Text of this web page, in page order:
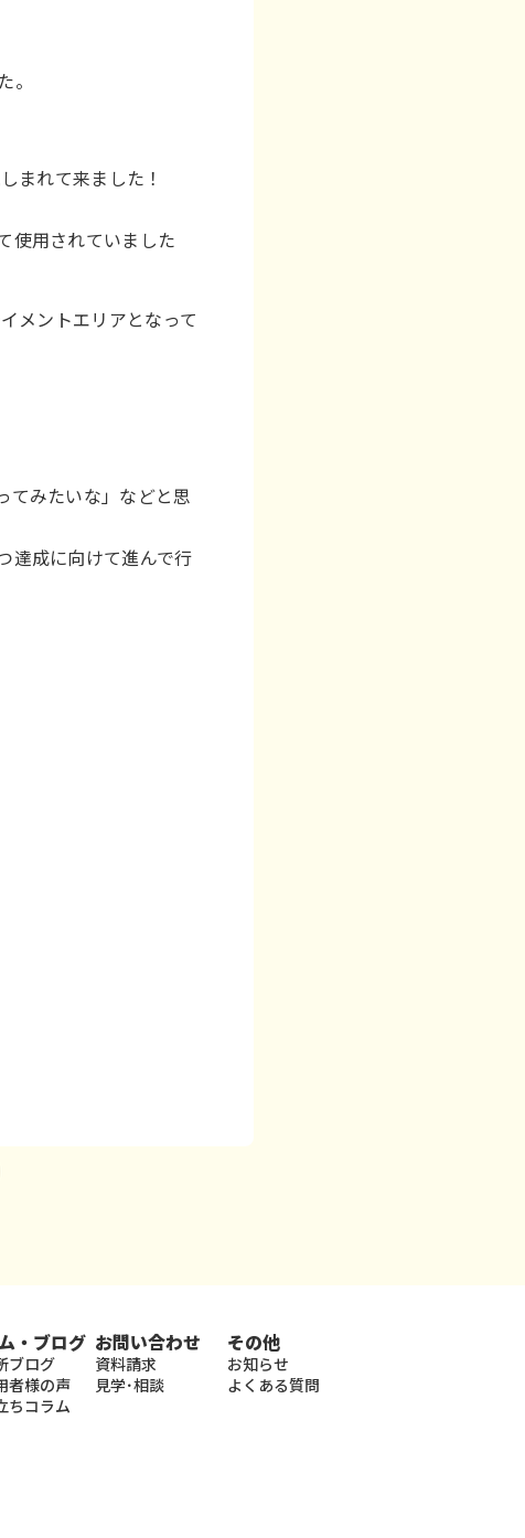
まれて来ました！
使用されていました
メントエリアとなって
てみたいな」などと思
達成に向けて進んで行
・ブログ
ブログ
者様の声
ちコラム
お問い合わせ
資料請求
見学･相談
その他
お知らせ
よくある質問